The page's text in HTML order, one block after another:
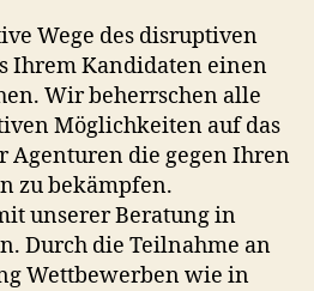
Wege des disruptiven
Ihrem Kandidaten einen
Wir beherrschen alle
Möglichkeiten auf das
Agenturen die gegen Ihren
zu bekämpfen.
unserer Beratung in
Durch die Teilnahme an
Wettbewerben wie in